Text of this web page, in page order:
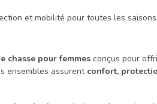
et mobilité pour toutes les
chasse pour femmes conçus pour
ensembles assurent confort,